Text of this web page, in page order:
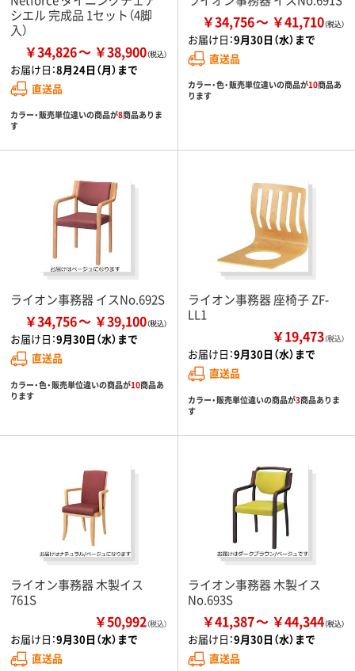
シエル 完成品 1セット（4脚
入）
￥34,826 ￥38,900
お届け日：8月24日（月）まで
直送品
カラー・販売単位違いの商品が8商品ありま
す
￥34,756 ￥41,710
お届け日：9月30日（水）まで
直送品
カラー・色・販売単位違いの商品が10商品あ
ります
ライオン事務器 イスNo.692S
￥34,756 ￥39,100
お届け日：9月30日（水）まで
直送品
カラー・色・販売単位違いの商品が10商品あ
ります
ライオン事務器 座椅子 ZF-
LL1
￥19,473（税込）
お届け日：9月30日（水）まで
直送品
カラー・販売単位違いの商品が3商品ありま
す
ライオン事務器 木製イス
761S
￥50,992（税込）
お届け日：9月30日（水）まで
直送品
ライオン事務器 木製イス
No.693S
￥41,387 ￥44,344
お届け日：9月30日（水）まで
直送品